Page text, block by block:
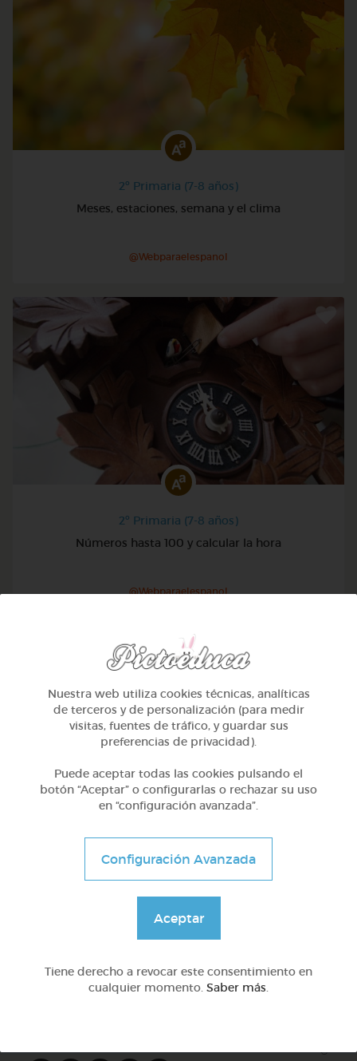
2º Primaria (7-8 años)
Meses, estaciones, semana y el clima
@Webparaelespanol
2º Primaria (7-8 años)
Números hasta 100 y calcular la hora
@Webparaelespanol
2º Primaria (7-8 años)
Lo más sano en la cocina y 2 fábulas de esopo
@Webparaelespanol
Nuestra web utiliza cookies técnicas, analíticas
de terceros y de personalización (para medir
visitas, fuentes de tráfico, y guardar sus
preferencias de privacidad).
Puede aceptar todas las cookies pulsando el
botón “Aceptar” o configurarlas o rechazar su uso
en “configuración avanzada”.
Configuración Avanzada
Aceptar
Tiene derecho a revocar este consentimiento en
cualquier momento. Saber más.